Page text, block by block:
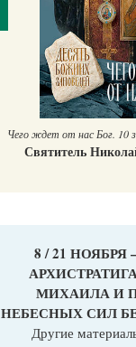
Чего ждет от нас Бог. 10
Святитель
8 / 21 НОЯБРЯ
МИХАИЛА И
НЕБЕСНЫХ СИЛ
Другие